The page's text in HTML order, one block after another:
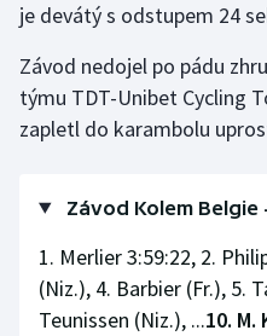
Judo
Krasobruslení
Lezení
Moderní pětiboj
Motorsport
je devátý s odstupem 24
Závod nedojel po pádu
týmu TDT-Unibet Cycling
zapletl do karambolu
Závod Kolem Belgie
1. Merlier 3:59:22, 2.
(Niz.), 4. Barbier (Fr.), 5.
Teunissen (Niz.), ...10. M.